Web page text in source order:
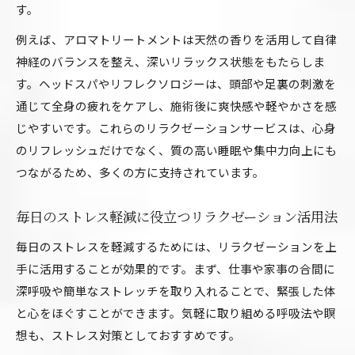
口コミを活用したリラクゼーションの選び方
ホットペッパービューティーのリラクゼーショ
ン特集活用術
リラクゼーションと治療目的マッサージの違い解説
リラクゼーションとマッサージの本質的な違い
治療目的と癒し目的のリラクゼーション利用法
説
資格有無によるリラクゼーションサービスの見
分け方
リラクゼーション利用時に知りたい法的ポイン
ト
リラクゼーション利用前に知っておきたい安全ポイ
す。
例えば、アロマトリートメントは天然の香りを活用して自律
神経のバランスを整え、深いリラックス状態をもたらしま
す。ヘッドスパやリフレクソロジーは、頭部や足裏の刺激を
通じて全身の疲れをケアし、施術後に爽快感や軽やかさを感
じやすいです。これらのリラクゼーションサービスは、心身
のリフレッシュだけでなく、質の高い睡眠や集中力向上にも
つながるため、多くの方に支持されています。
毎日のストレス軽減に役立つリラクゼーション活用法
毎日のストレスを軽減するためには、リラクゼーションを上
手に活用することが効果的です。まず、仕事や家事の合間に
深呼吸や簡単なストレッチを取り入れることで、緊張した体
と心をほぐすことができます。気軽に取り組める呼吸法や瞑
想も、ストレス対策としておすすめです。